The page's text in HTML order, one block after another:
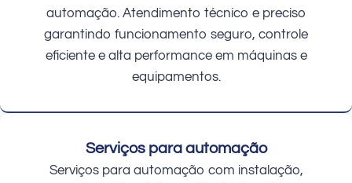
automação. Atendimento técnico e preciso
garantindo funcionamento seguro, controle
eficiente e alta performance em máquinas e
equipamentos.
Serviços para automação
Serviços para automação com instalação,